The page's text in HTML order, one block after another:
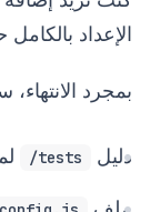
الإعداد
بمجرد
دليل tests/